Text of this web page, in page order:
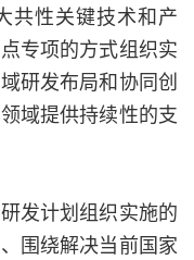
共性关键技术和产
专项的方式组织实
研发布局和协同创
域提供持续性的支
发计划组织实施的
围绕解决当前国家